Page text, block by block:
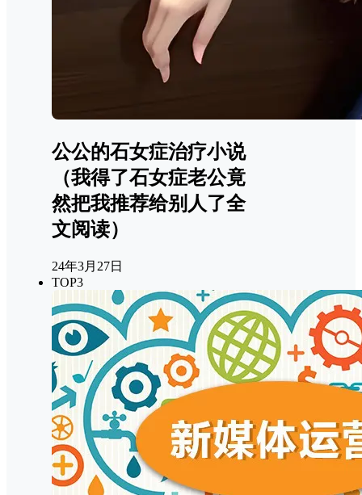
公公的石女症治疗小说
（我得了石女症老公竟
然把我推荐给别人了全
文阅读）
24年3月27日
TOP3